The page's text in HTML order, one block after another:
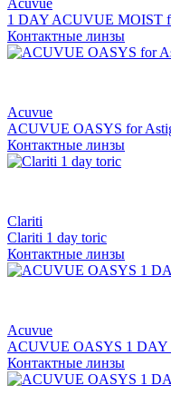
1 DAY ACUVUE MOIST
Контактные линзы
Acuvue
ACUVUE OASYS for
Контактные линзы
Clariti
Clariti 1 day toric
Контактные линзы
Acuvue
ACUVUE OASYS 1
Контактные линзы